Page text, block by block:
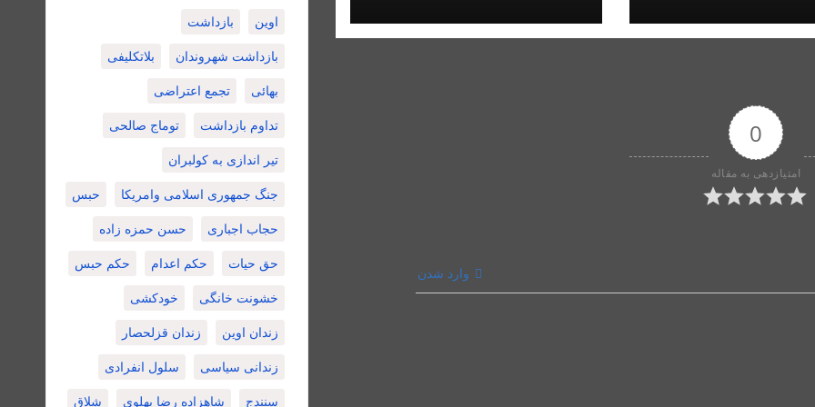
0
امتیازدهی به مقاله
وارد شدن
اوین بازداشت
بازداشت شهروندان بلاتکلیفی
بهائی تجمع اعتراضی
تداوم بازداشت توماج صالحی
تیر اندازی به کولبران
جنگ جمهوری اسلامی وامریکا حبس
حجاب اجباری حسن حمزه زاده
حق حیات حکم اعدام حکم حبس
خشونت خانگی خودکشی
زندان اوین زندان قزلحصار
زندانی سیاسی سلول انفرادی
سنندج شاهزاده رضا پهلوی شلاق